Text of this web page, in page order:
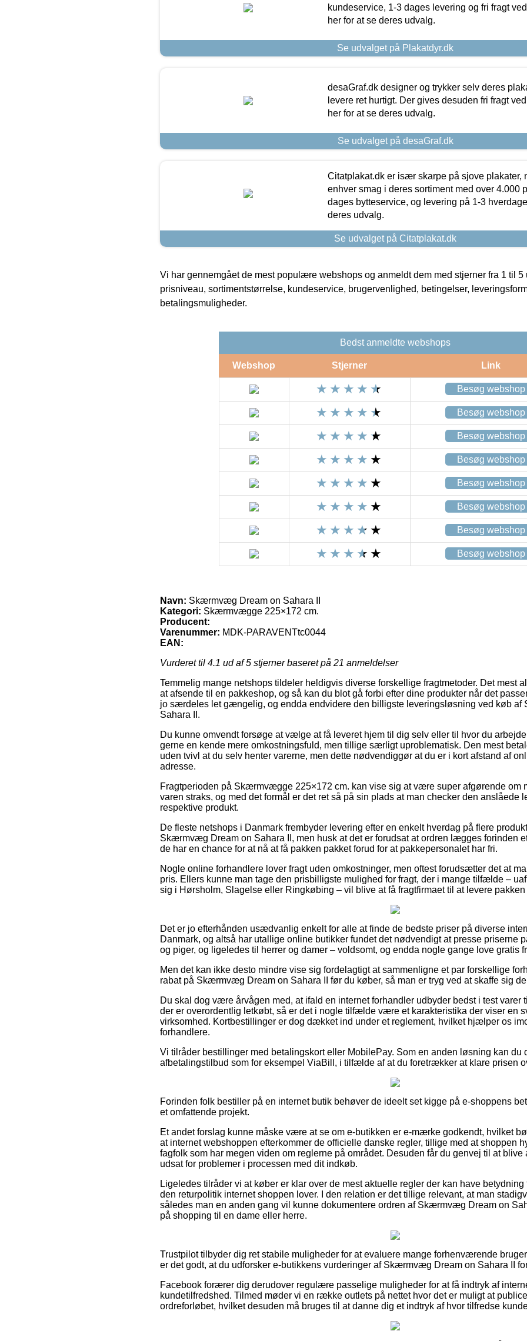
kundeservice, 1-3 dages levering og fri fragt
her for at se deres udvalg.
Se udvalget på Plakatdyr.dk
desaGraf.dk designer og trykker selv deres
levere ret hurtigt. Der gives desuden fri fragt
her for at se deres udvalg.
Se udvalget på desaGraf.dk
Citatplakat.dk er især skarpe på sjove plakater,
enhver smag i deres sortiment med over 4.000
dages bytteservice, og levering på 1-3
deres udvalg.
Se udvalget på Citatplakat.dk
Vi har gennemgået de mest populære webshops og anmeldt dem med stjerner fra 1 til 5
prisniveau, sortimentstørrelse, kundeservice, brugervenlighed, betingelser,
betalingsmuligheder.
Bedst anmeldte webshops
Webshop Stjerner Link
Besøg webshop
Besøg webshop
Besøg webshop
Besøg webshop
Besøg webshop
Besøg webshop
Besøg webshop
Besøg webshop
Navn: Skærmvæg Dream on Sahara II
Kategori: Skærmvægge 225×172 cm.
Producent:
Varenummer: MDK-PARAVENTtc0044
EAN:
Vurderet til 4.1 ud af 5 stjerner baseret på 21 anmeldelser
Temmelig mange netshops tildeler heldigvis diverse forskellige fragtmetoder. Det mest
at afsende til en pakkeshop, og så kan du blot gå forbi efter dine produkter når det
jo særdeles let gængelig, og endda endvidere den billigste leveringsløsning ved køb
Sahara II.
Du kunne omvendt forsøge at vælge at få leveret hjem til dig selv eller til hvor du
gerne en kende mere omkostningsfuld, men tillige særligt uproblematisk. Den mest
uden tvivl at du selv henter varerne, men dette nødvendiggør at du er i kort afstand af
adresse.
Fragtperioden på Skærmvægge 225×172 cm. kan vise sig at være super afgørende om
varen straks, og med det formål er det ret så på sin plads at man checker den anslåede
respektive produkt.
De fleste netshops i Danmark frembyder levering efter en enkelt hverdag på flere
Skærmvæg Dream on Sahara II, men husk at det er forudsat at ordren lægges forinden
de har en chance for at nå at få pakken pakket forud for at pakkepersonalet har fri.
Nogle online forhandlere lover fragt uden omkostninger, men oftest forudsætter det at
pris. Ellers kunne man tage den prisbilligste mulighed for fragt, der i mange tilfælde –
sig i Hørsholm, Slagelse eller Ringkøbing – vil blive at få fragtfirmaet til at levere
Det er jo efterhånden usædvanlig enkelt for alle at finde de bedste priser på diverse
Danmark, og altså har utallige online butikker fundet det nødvendigt at presse priserne
og piger, og ligeledes til herrer og damer – voldsomt, og endda nogle gange love gratis
Men det kan ikke desto mindre vise sig fordelagtigt at sammenligne et par forskellige
rabat på Skærmvæg Dream on Sahara II før du køber, så man er tryg ved at skaffe sig
Du skal dog være årvågen med, at ifald en internet forhandler udbyder bedst i test varer
der er overordentlig letkøbt, så er det i nogle tilfælde være et karakteristika der viser en
virksomhed. Kortbestillinger er dog dækket ind under et reglement, hvilket hjælper os
forhandlere.
Vi tilråder bestillinger med betalingskort eller MobilePay. Som en anden løsning kan du
afbetalingstilbud som for eksempel ViaBill, i tilfælde af at du foretrækker at klare prisen
Forinden folk bestiller på en internet butik behøver de ideelt set kigge på e-shoppens
et omfattende projekt.
Et andet forslag kunne måske være at se om e-butikken er e-mærke godkendt, hvilket
at internet webshoppen efterkommer de officielle danske regler, tillige med at shoppen
fagfolk som har megen viden om reglerne på området. Desuden får du genvej til at blive
udsat for problemer i processen med dit indkøb.
Ligeledes tilråder vi at køber er klar over de mest aktuelle regler der kan have betydning
den returpolitik internet shoppen lover. I den relation er det tillige relevant, at man
således man en anden gang vil kunne dokumentere ordren af Skærmvæg Dream on
på shopping til en dame eller herre.
Trustpilot tilbyder dig ret stabile muligheder for at evaluere mange forhenværende
er det godt, at du udforsker e-butikkens vurderinger af Skærmvæg Dream on Sahara II
Facebook forærer dig derudover regulære passelige muligheder for at få indtryk af
kundetilfredshed. Tilmed møder vi en række outlets på nettet hvor det er muligt at
ordreforløbet, hvilket desuden må bruges til at danne dig et indtryk af hvor tilfredse